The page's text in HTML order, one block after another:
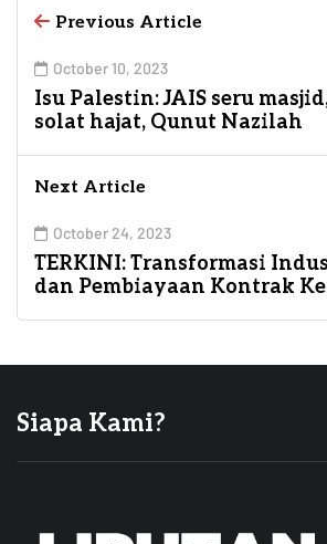
Previous Article
October 10, 2023
Isu Palestin: JAIS seru
solat hajat, Qunut Nazilah
Next Article
October 24, 2023
TERKINI: Transformasi
dan Pembiayaan Kontrak
Siapa Kami?